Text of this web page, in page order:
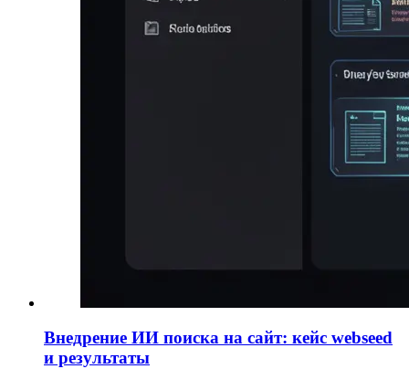
Внедрение ИИ поиска на сайт: кейс webseed
и результаты